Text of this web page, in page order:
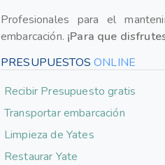
Profesionales para el
embarcación. ¡Para que
PRESUPUESTOSONLINE
Recibir Presupuesto gratis
Transportar embarcación
Limpieza de Yates
Restaurar Yate